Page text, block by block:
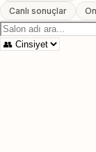
Canlı sonuçlar